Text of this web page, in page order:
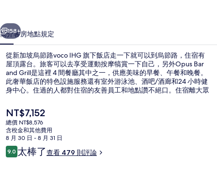
IHG
旗
下
飯
店
相
片
集
個 下一個
158+
簡介客房地點規定
從新加坡烏節路voco IHG 旗下飯店走一下就可以到烏節路，住宿有
屋頂露台。旅客可以去享受運動按摩犒賞一下自己，另外Opus Bar
and Grill是這裡 4 間餐廳其中之一，供應美味的早餐、午餐和晚餐。
此奢華飯店的特色設施服務還有室外游泳池、酒吧/酒廊和24 小時健
身中心。住過的人都對住宿的友善員工和地點讚不絕口。住宿離大眾
11 分鐘。
目
前
的
價
格
是
NT$7,152
總價 NT$8,576
含稅金和其他費用
8 月 30 日 - 8 月 31 日
評
論
9.09.0 分，滿分 10 分，
太棒了查看 479 則評論